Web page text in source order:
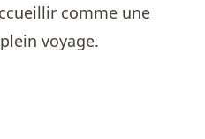
comme une
voyage.